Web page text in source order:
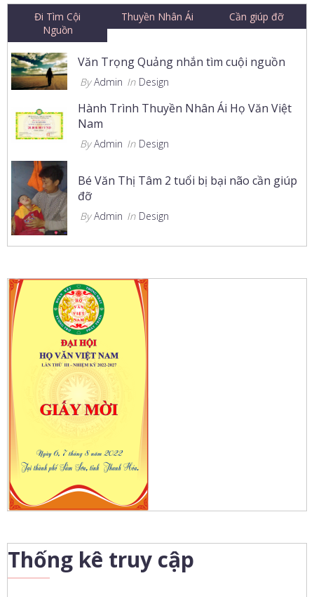
Đi Tìm Cội
Nguồn
Thuyền Nhân Ái Cần giúp đỡ
Văn Trọng Quảng nhắn tìm cuội nguồn
By Admin In Design
Hành Trình Thuyền Nhân Ái Họ Văn Việt
Nam
By Admin In Design
Bé Văn Thị Tâm 2 tuổi bị bại não cần giúp
đỡ
By Admin In Design
Thống kê truy cập